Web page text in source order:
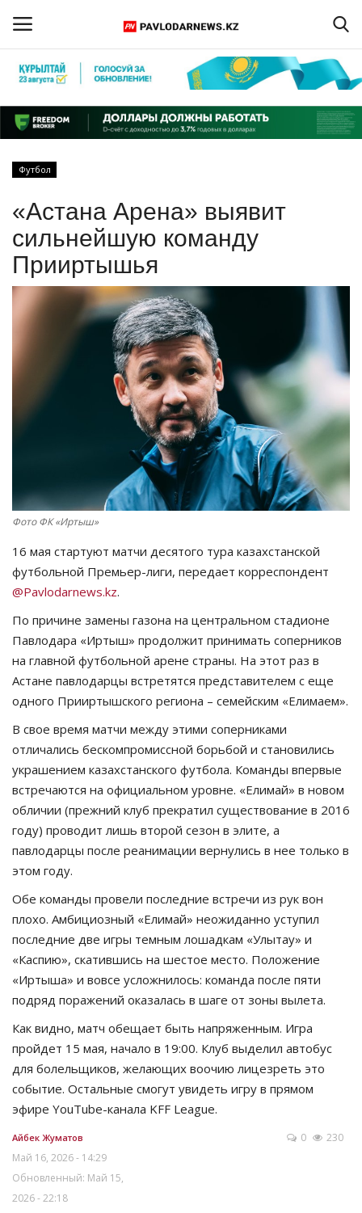
Регистрация
Главная
ПАВЛОДАРСКАЯ ОБЛАСТЬ
КАЗАХСТАН
МИР
OFFICIAL
Курултай
Язык
Қазақша Русский
Футбол
«Астана Арена» выявит
сильнейшую команду
Прииртышья
Фото ФК «Иртыш»
16 мая стартуют матчи десятого тура казахстанской
футбольной Премьер-лиги, передает корреспондент
@Pavlodarnews.kz.
По причине замены газона на центральном стадионе
Павлодара «Иртыш» продолжит принимать соперников
на главной футбольной арене страны. На этот раз в
Астане павлодарцы встретятся представителем с еще
одного Прииртышского региона – семейским «Елимаем».
В свое время матчи между этими соперниками
отличались бескомпромиссной борьбой и становились
украшением казахстанского футбола. Команды впервые
встречаются на официальном уровне. «Елимай» в новом
обличии (прежний клуб прекратил существование в 2016
году) проводит лишь второй сезон в элите, а
павлодарцы после реанимации вернулись в нее только в
этом году.
Обе команды провели последние встречи из рук вон
плохо. Амбициозный «Елимай» неожиданно уступил
последние две игры темным лошадкам «Улытау» и
«Каспию», скатившись на шестое место. Положение
«Иртыша» и вовсе усложнилось: команда после пяти
подряд поражений оказалась в шаге от зоны вылета.
Как видно, матч обещает быть напряженным. Игра
пройдет 15 мая, начало в 19:00. Клуб выделил автобус
для болельщиков, желающих воочию лицезреть это
событие. Остальные смогут увидеть игру в прямом
эфире YouTube-канала KFF League.
Айбек Жуматов
Май 16, 2026 - 14:29
Обновленный: Май 15,
2026 - 22:18
0 230